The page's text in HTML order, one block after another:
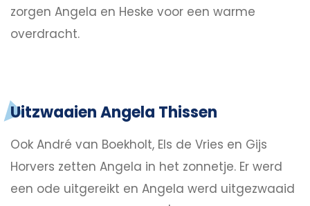
zorgen Angela en Heske voor een warme
overdracht.
Uitzwaaien Angela Thissen
Ook André van Boekholt, Els de Vries en Gijs
Horvers zetten Angela in het zonnetje. Er werd
een ode uitgereikt en Angela werd uitgezwaaid